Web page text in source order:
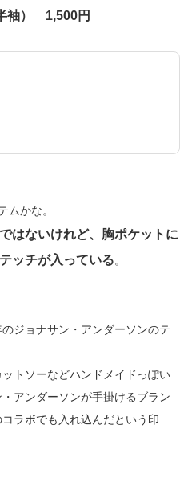
袖） 1,500円
ムかな。
はないけれど、胸ポケットに
ッチが入っている。
ジョナサン・アンダーソンのテ
トソーなどハンドメイドっぽい
アンダーソンが手掛けるブラン
ラボでも入れ込んだという印